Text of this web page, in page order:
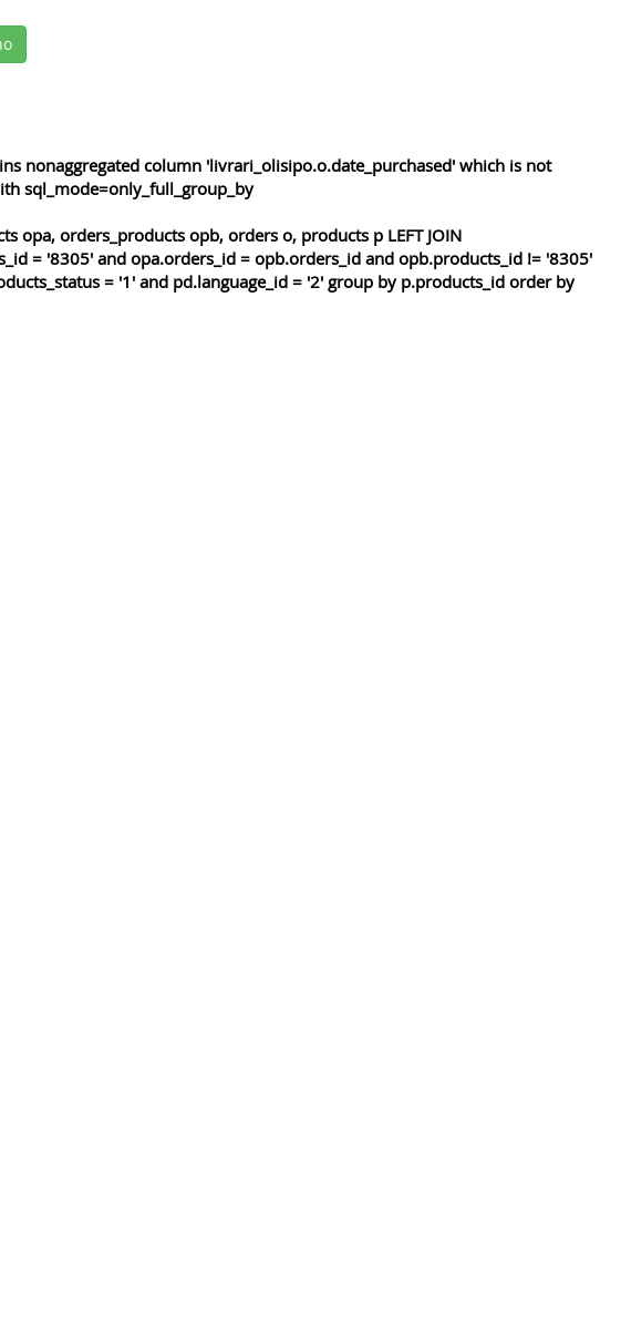
nonaggregated column 'livrari_olisipo.o.date_purchased' which is not
sql_mode=only_full_group_by
opa, orders_products opb, orders o, products p LEFT JOIN
= '8305' and opa.orders_id = opb.orders_id and opb.products_id != '8305'
= '1' and pd.language_id = '2' group by p.products_id order by